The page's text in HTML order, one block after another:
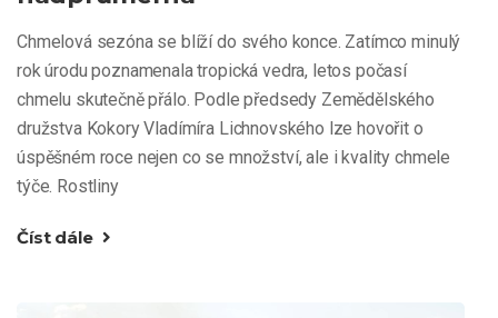
Chmelová sezóna se blíží do svého konce. Zatímco minulý
rok úrodu poznamenala tropická vedra, letos počasí
chmelu skutečně přálo. Podle předsedy Zemědělského
družstva Kokory Vladímíra Lichnovského lze hovořit o
úspěšném roce nejen co se množství, ale i kvality chmele
týče. Rostliny
Číst dále